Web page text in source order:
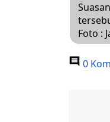
Foto :
0